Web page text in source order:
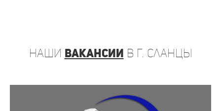
наши вакансии в г. Сланцы